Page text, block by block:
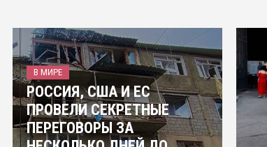
В МИРЕ
РОССИЯ, США И ЕС
ПРОВЕЛИ СЕКРЕТНЫЕ
ПЕРЕГОВОРЫ ЗА